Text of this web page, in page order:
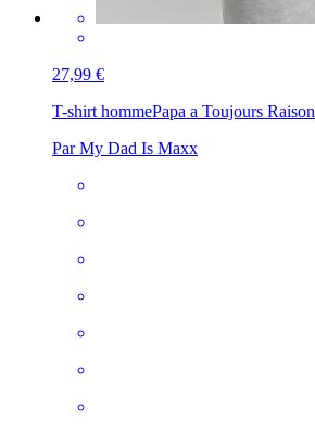
27,99 €
T-shirt hommePapa a Toujours Raison
Par My Dad Is Maxx